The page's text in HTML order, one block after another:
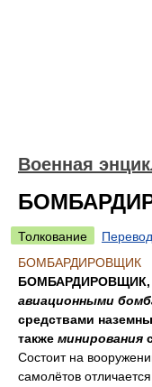
Военная
Толкование
Перевод
БОМБАРДИРОВЩИК
БОМБАРДИРОВЩИК,
авиационными
средствами
также минирования
Состоит на
самолётов